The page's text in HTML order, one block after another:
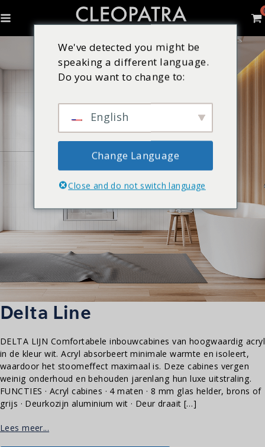
Delta Line
DELTA LIJN Comfortabele inbouwcabines van hoogwaardig acryl
in de kleur wit. Acryl absorbeert minimale warmte en isoleert,
waardoor het stoomeffect maximaal is. Deze cabines vergen
weinig onderhoud en behouden jarenlang hun luxe uitstraling.
FUNCTIES · Acryl cabines · 4 maten · 8 mm glas helder, brons of
grijs · Deurkozijn aluminium wit · Deur draait […]
Lees meer...
We've detected you might be
speaking a different language.
Do you want to change to:
English
Change Language
Close and do not switch language